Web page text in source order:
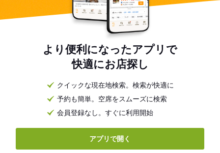
より便利になったアプリで
快適にお店探し
クイックな現在地検索。検索が快適に
予約も簡単。空席をスムーズに検索
会員登録なし。すぐに利用開始
アプリで開く